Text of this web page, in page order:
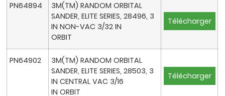
PN64894
3M(TM) RANDOM ORBITAL
SANDER, ELITE SERIES, 28496, 3
IN NON-VAC 3/32 IN
ORBIT
Télécharger
PN64902
3M(TM) RANDOM ORBITAL
SANDER, ELITE SERIES, 28503, 3
IN CENTRAL VAC 3/16
IN ORBIT
Télécharger